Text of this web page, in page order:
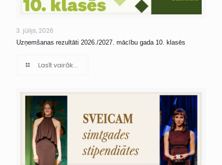
3. jūlijs, 2026
Uzņemšanas rezultāti 2026./2027. mācību gada 10. klasēs
Lasīt vairāk...